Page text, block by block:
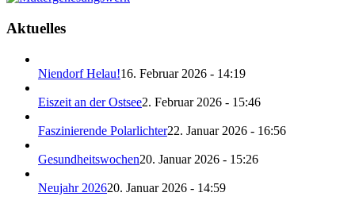
Aktuelles
Niendorf Helau!16. Februar 2026 - 14:19
Eiszeit an der Ostsee2. Februar 2026 - 15:46
Faszinierende Polarlichter22. Januar 2026 - 16:56
Gesundheitswochen20. Januar 2026 - 15:26
Neujahr 202620. Januar 2026 - 14:59